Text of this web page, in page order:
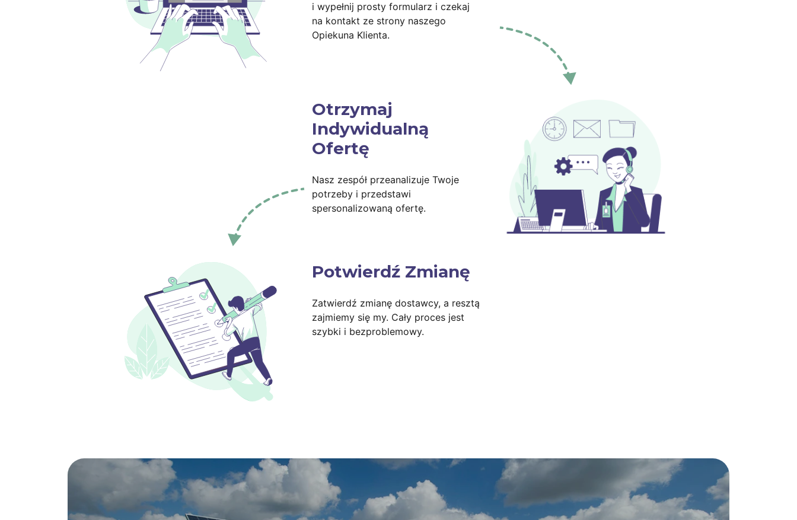
i wypełnij prosty formularz i czekaj
na kontakt ze strony naszego
Opiekuna Klienta.
Otrzymaj
Indywidualną
Ofertę
Nasz zespół przeanalizuje Twoje
potrzeby i przedstawi
spersonalizowaną ofertę.
Potwierdź Zmianę
Zatwierdź zmianę dostawcy, a resztą
zajmiemy się my. Cały proces jest
szybki i bezproblemowy.